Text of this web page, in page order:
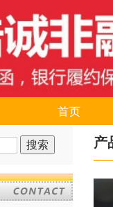
首页
产